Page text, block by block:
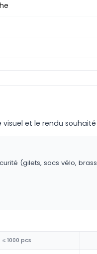
et le rendu souhaité
(gilets, sacs vélo,
≤ 1000 pcs